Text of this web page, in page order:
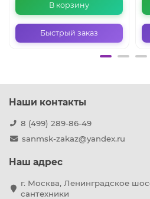
В корзину
Быстрый заказ
Наши контакты
8 (499) 289-86-49
sanmsk-zakaz@yandex.ru
Наш адрес
г. Москва, Ленинградское
сантехники